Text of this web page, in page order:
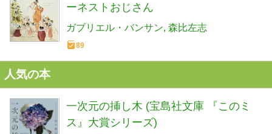
ーネストおじさん
ガブリエル・バンサン 森比左志
89
人気の本
一次元の挿し木 (宝島社文庫 『このミ
ス』大賞シリーズ)